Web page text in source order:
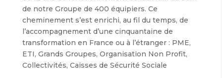
de notre Groupe de 400 équipiers. Ce
cheminement s’est enrichi, au fil du temps, de
l’accompagnement d’une cinquantaine de
transformation en France ou à l’étranger : PME,
ETI, Grands Groupes, Organisation Non Profit,
Collectivités, Caisses de Sécurité Sociale